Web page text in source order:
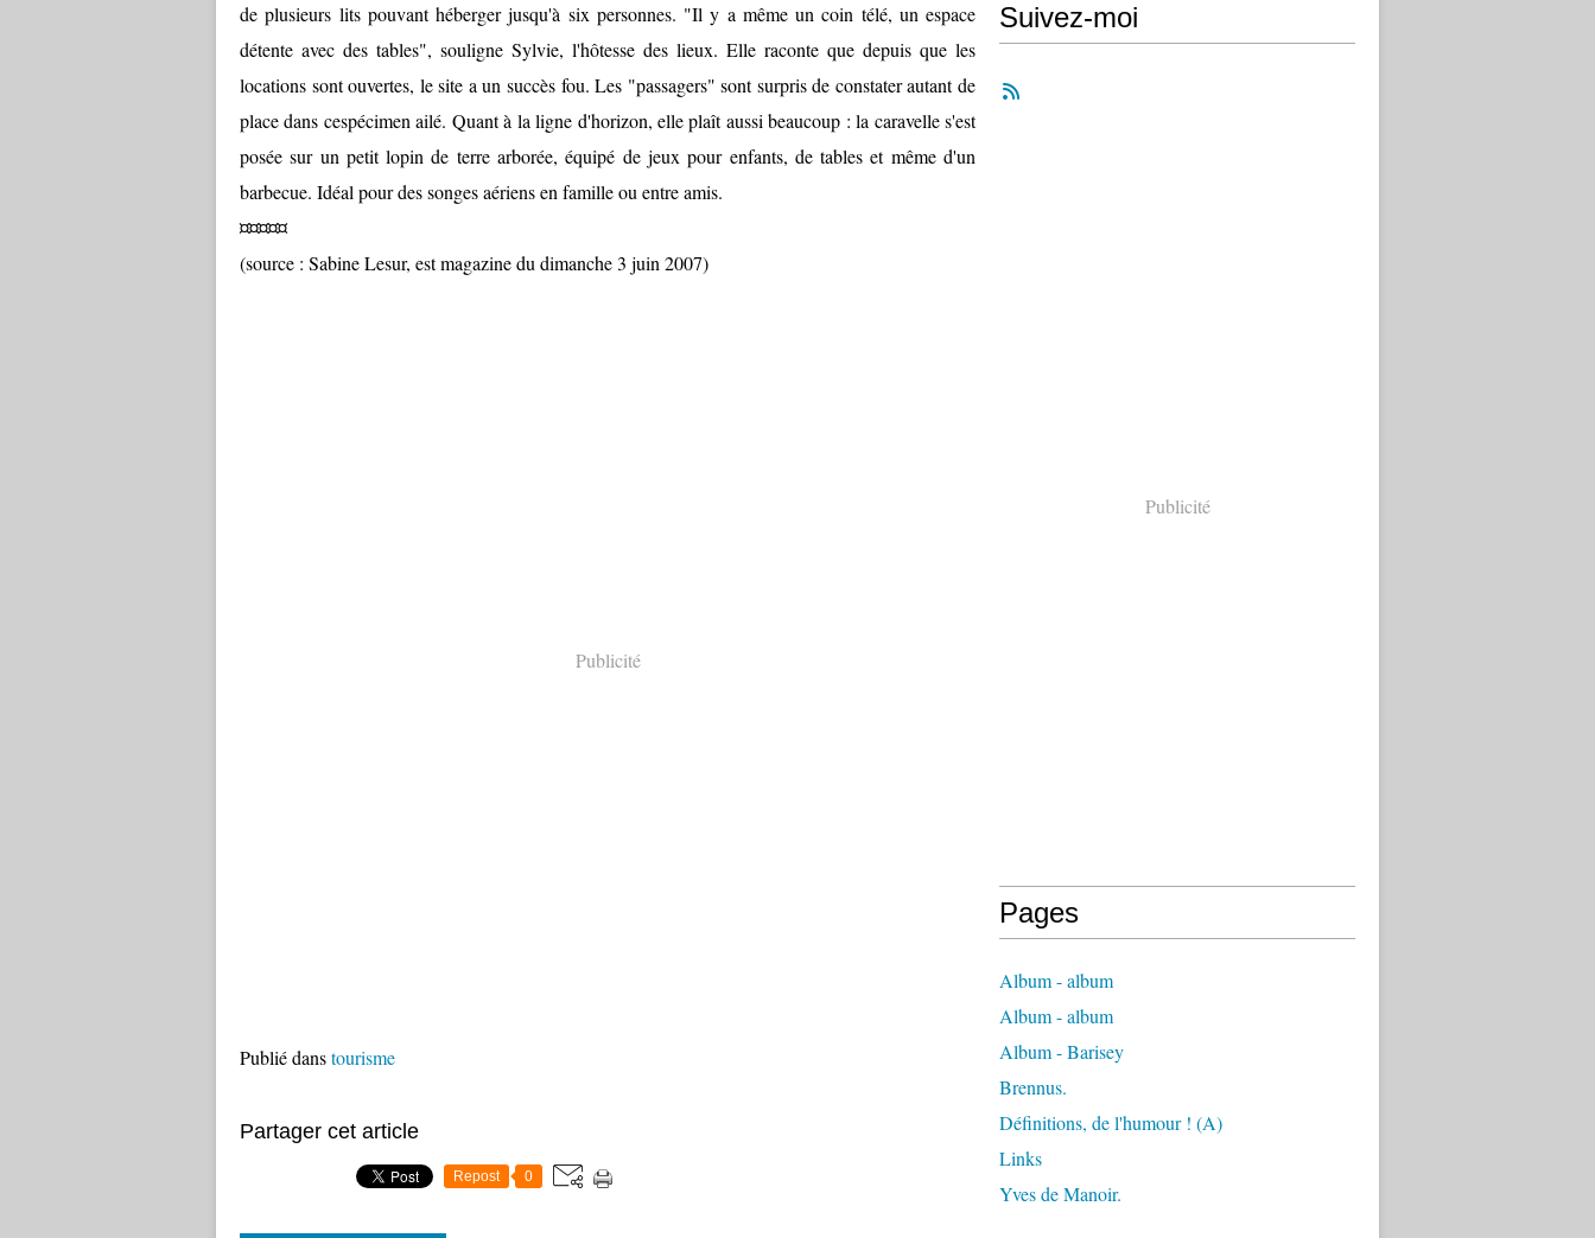
de plusieurs lits pouvant héberger jusqu'à six personnes. "Il y a même un coin télé, un espace
détente avec des tables", souligne Sylvie, l'hôtesse des lieux. Elle raconte que depuis que les
locations sont ouvertes, le site a un succès fou. Les "passagers" sont surpris de constater autant de
place dans cespécimen ailé. Quant à la ligne d'horizon, elle plaît aussi beaucoup : la caravelle s'est
posée sur un petit lopin de terre arborée, équipé de jeux pour enfants, de tables et même d'un
barbecue. Idéal pour des songes aériens en famille ou entre amis.
¤¤¤¤¤
(source : Sabine Lesur, est magazine du dimanche 3 juin 2007)
Publicité
Publié danstourisme
Partager cet article
Repost 0
Suivez-moi
Publicité
Pages
Album - album
Album - album
Album - Barisey
Brennus.
Définitions, de l'humour ! (A)
Links
Yves de Manoir.